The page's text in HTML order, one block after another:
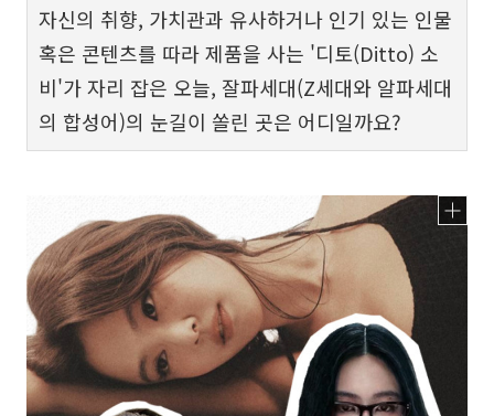
자신의 취향, 가치관과 유사하거나 인기 있는 인물
혹은 콘텐츠를 따라 제품을 사는 '디토(Ditto) 소
비'가 자리 잡은 오늘, 잘파세대(Z세대와 알파세대
의 합성어)의 눈길이 쏠린 곳은 어디일까요?